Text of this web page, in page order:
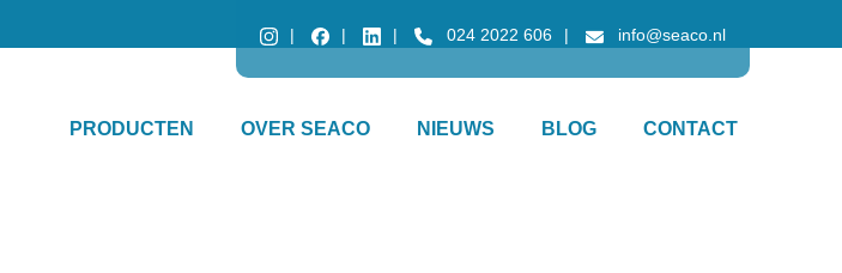
024 2022 606 info@seaco.nl
PRODUCTEN OVER SEACO NIEUWS BLOG CONTACT